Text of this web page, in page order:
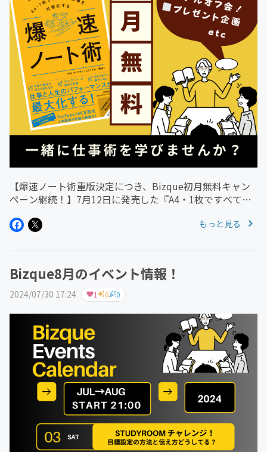
【爆速ノート術重版決定につき、Bizque初月無料キャン
ペーン継続！】7月12日に発売した『A4・1枚ですべての
一人でも多くの方に、書籍と共に一歩踏み込んだノート術
もっと見る
Bizque8月のイベント情報！
2024/07/30 17:24 1 0 0